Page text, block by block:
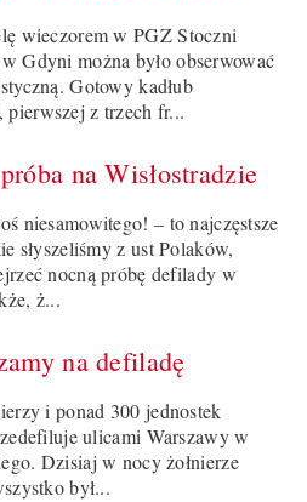
wieczorem w PGZ Stoczni
Gdyni można było obserwować
Gotowy kadłub
pierwszej z trzech fr...
na Wisłostradzie
niesamowitego! – to najczęstsze
słyszeliśmy z ust Polaków,
nocną próbę defilady w
ż...
na defiladę
i ponad 300 jednostek
ulicami Warszawy w
Dzisiaj w nocy żołnierze
był...